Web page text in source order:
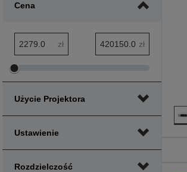
Cena
zł zł
Dostosuj
minimalny
cena
Dostosuj
maksymalny
cena
Użycie Projektora
Ustawienie
Rozdzielczość